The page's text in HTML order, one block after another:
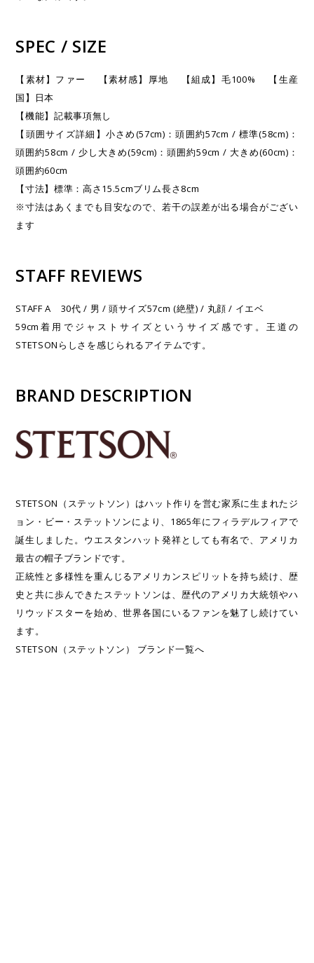
SPEC / SIZE
【素材】ファー 【素材感】厚地 【組成】毛100% 【生産
国】日本
【機能】記載事項無し
【頭囲サイズ詳細】小さめ(57cm)：頭囲約57cm / 標準(58cm)：
頭囲約58cm / 少し大きめ(59cm)：頭囲約59cm / 大きめ(60cm)：
頭囲約60cm
【寸法】標準：高さ15.5cmブリム長さ8cm
※寸法はあくまでも目安なので、若干の誤差が出る場合がござい
ます
STAFF REVIEWS
STAFF A 30代 / 男 / 頭サイズ57cm (絶壁) / 丸顔 / イエベ
59cm着用でジャストサイズというサイズ感です。王道の
STETSONらしさを感じられるアイテムです。
BRAND DESCRIPTION
STETSON（ステットソン）はハット作りを営む家系に生まれたジ
ョン・ビー・ステットソンにより、1865年にフィラデルフィアで
誕生しました。ウエスタンハット発祥としても有名で、アメリカ
最古の帽子ブランドです。
正統性と多様性を重んじるアメリカンスピリットを持ち続け、歴
史と共に歩んできたステットソンは、歴代のアメリカ大統領やハ
リウッドスターを始め、世界各国にいるファンを魅了し続けてい
ます。
STETSON（ステットソン） ブランド一覧へ